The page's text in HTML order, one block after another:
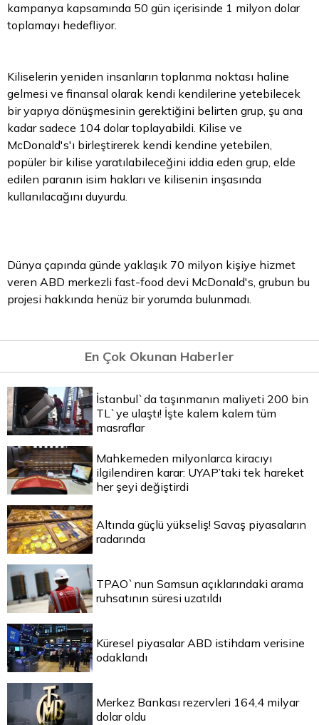
kampanya kapsamında 50 gün içerisinde 1 milyon dolar
toplamayı hedefliyor.
Kiliselerin yeniden insanların toplanma noktası haline
gelmesi ve finansal olarak kendi kendilerine yetebilecek
bir yapıya dönüşmesinin gerektiğini belirten grup, şu ana
kadar sadece 104 dolar toplayabildi. Kilise ve
McDonald's'ı birleştirerek kendi kendine yetebilen,
popüler bir kilise yaratılabileceğini iddia eden grup, elde
edilen paranın isim hakları ve kilisenin inşasında
kullanılacağını duyurdu.
Dünya çapında günde yaklaşık 70 milyon kişiye hizmet
veren ABD merkezli fast-food devi McDonald's, grubun bu
projesi hakkında henüz bir yorumda bulunmadı.
En Çok Okunan Haberler
İstanbul`da taşınmanın maliyeti 200 bin
TL`ye ulaştı! İşte kalem kalem tüm
masraflar
Mahkemeden milyonlarca kiracıyı
ilgilendiren karar: UYAP’taki tek hareket
her şeyi değiştirdi
Altında güçlü yükseliş! Savaş piyasaların
radarında
TPAO`nun Samsun açıklarındaki arama
ruhsatının süresi uzatıldı
Küresel piyasalar ABD istihdam verisine
odaklandı
Merkez Bankası rezervleri 164,4 milyar
dolar oldu